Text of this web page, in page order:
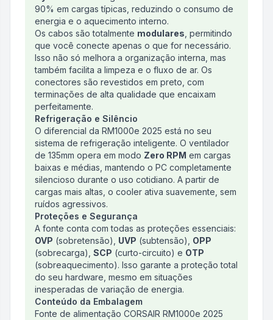
90% em cargas típicas, reduzindo o consumo de
energia e o aquecimento interno.
Os cabos são totalmente modulares , permitindo
que você conecte apenas o que for necessário.
Isso não só melhora a organização interna, mas
também facilita a limpeza e o fluxo de ar. Os
conectores são revestidos em preto, com
terminações de alta qualidade que encaixam
perfeitamente.
Refrigeração e Silêncio
O diferencial da RM1000e 2025 está no seu
sistema de refrigeração inteligente. O ventilador
de 135mm opera em modo Zero RPM em cargas
baixas e médias, mantendo o PC completamente
silencioso durante o uso cotidiano. A partir de
cargas mais altas, o cooler ativa suavemente, sem
ruídos agressivos.
Proteções e Segurança
A fonte conta com todas as proteções essenciais:
OVP (sobretensão), UVP (subtensão), OPP
(sobrecarga), SCP (curto-circuito) e OTP
(sobreaquecimento). Isso garante a proteção total
do seu hardware, mesmo em situações
inesperadas de variação de energia.
Conteúdo da Embalagem
Fonte de alimentação CORSAIR RM1000e 2025